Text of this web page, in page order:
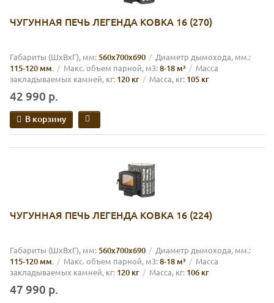
ЧУГУННАЯ ПЕЧЬ ЛЕГЕНДА КОВКА 16 (270)
Габариты (ШхВхГ), мм:560х700х690 Диаметр дымохода, мм.:
115-120 мм. Макс. объем парной, м3:8-18 м³
Масса
закладываемых камней, кг: 120 кг Масса, кг: 105 кг
42 990 р.
В корзину
ЧУГУННАЯ ПЕЧЬ ЛЕГЕНДА КОВКА 16 (224)
Габариты (ШхВхГ), мм:560х700х690 Диаметр дымохода, мм.:
115-120 мм. Макс. объем парной, м3:8-18 м³
Масса
закладываемых камней, кг: 120 кг Масса, кг: 106 кг
47 990 р.